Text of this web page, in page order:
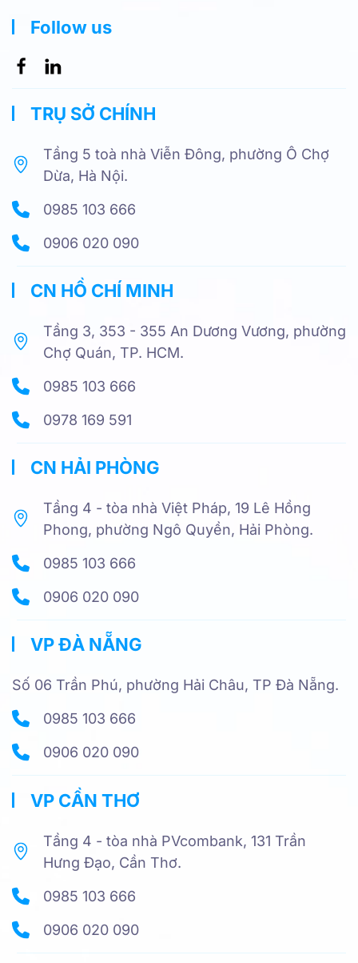
Follow us
TRỤ SỞ CHÍNH
Tầng 5 toà nhà Viễn Đông, phường Ô Chợ
Dừa, Hà Nội.
0985 103 666
0906 020 090
CN HỒ CHÍ MINH
Tầng 3, 353 - 355 An Dương Vương, phường
Chợ Quán, TP. HCM.
0985 103 666
0978 169 591
CN HẢI PHÒNG
Tầng 4 - tòa nhà Việt Pháp, 19 Lê Hồng
Phong, phường Ngô Quyền, Hải Phòng.
0985 103 666
0906 020 090
VP ĐÀ NẴNG
Số 06 Trần Phú, phường Hải Châu, TP Đà Nẵng.
0985 103 666
0906 020 090
VP CẦN THƠ
Tầng 4 - tòa nhà PVcombank, 131 Trần
Hưng Đạo, Cần Thơ.
0985 103 666
0906 020 090